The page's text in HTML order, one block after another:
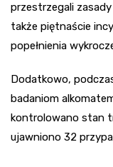
przestrzegali
także piętnaście
popełnienia
Dodatkowo,
badaniom
kontrolowano stan
ujawniono 32